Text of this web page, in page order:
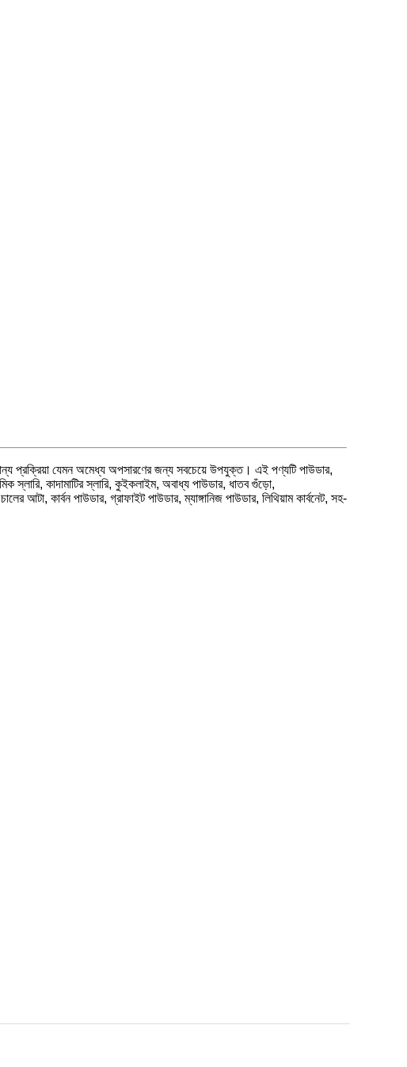
প্রক্রিয়া যেমন অমেধ্য অপসারণের জন্য সবচেয়ে উপযুক্ত। এই পণ্যটি পাউডার,
স্লারি, কাদামাটির স্লারি, কুইকলাইম, অবাধ্য পাউডার, ধাতব গুঁড়ো,
আটা, কার্বন পাউডার, গ্রাফাইট পাউডার, ম্যাঙ্গানিজ পাউডার, লিথিয়াম কার্বনেট, সহ-